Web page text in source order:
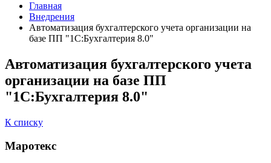
Главная
Внедрения
Автоматизация бухгалтерского учета организации на
базе ПП "1С:Бухгалтерия 8.0"
Автоматизация бухгалтерского учета
организации на базе ПП
"1С:Бухгалтерия 8.0"
К списку
Маротекс